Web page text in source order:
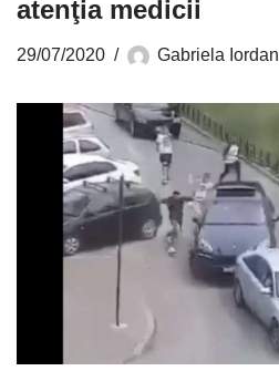
atenţia medicii
29/07/2020 Gabriela Iordan